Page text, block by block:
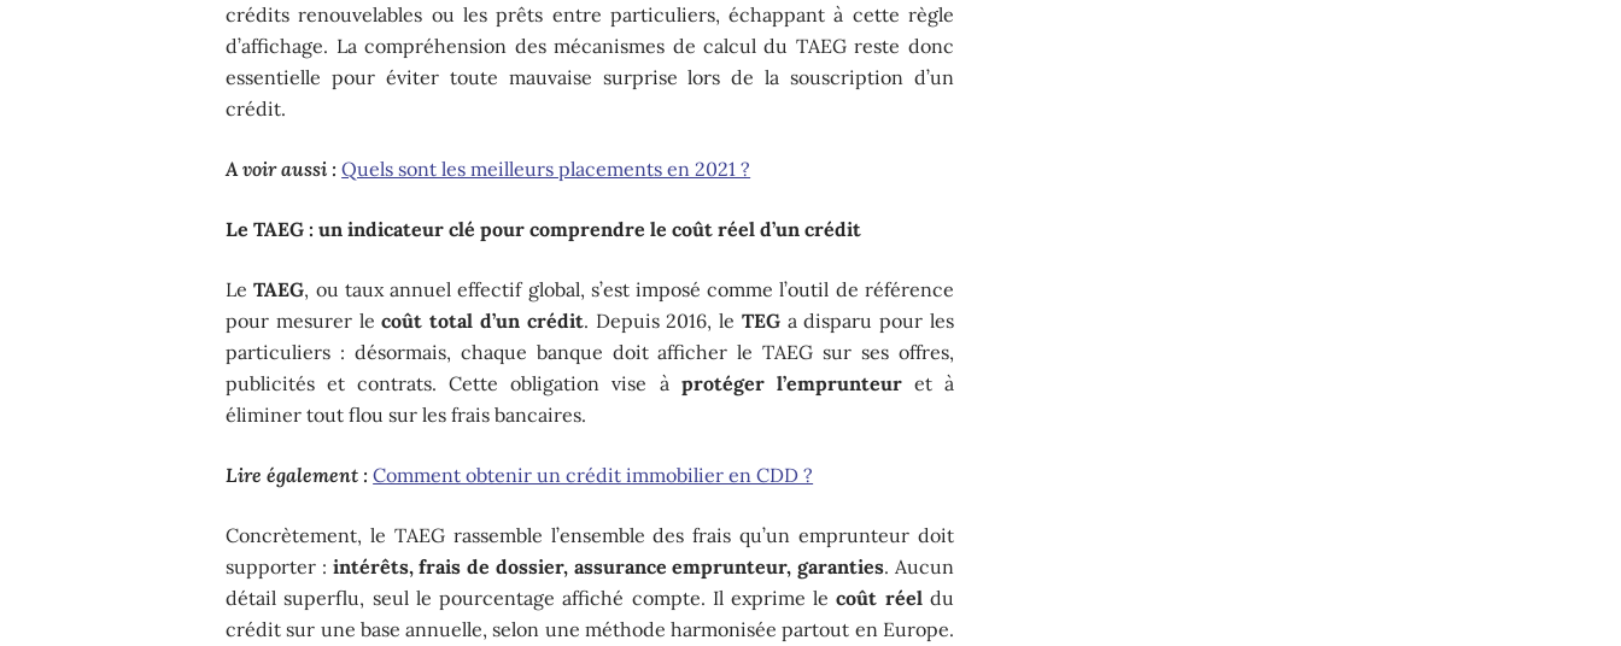
crédits renouvelables ou les prêts entre particuliers, échappant à cette règle
d’affichage. La compréhension des mécanismes de calcul du TAEG reste donc
essentielle pour éviter toute mauvaise surprise lors de la souscription d’un
crédit.
A voir aussi : Quels sont les meilleurs placements en 2021 ?
Le TAEG : un indicateur clé pour comprendre le coût réel d’un crédit
LeTAEG, ou taux annuel effectif global, s’est imposé comme l’outil de référence
pour mesurer lecoût total d’un crédit. Depuis 2016, le TEGa disparu pour les
particuliers : désormais, chaque banque doit afficher le TAEG sur ses offres,
publicités et contrats. Cette obligation vise à protéger l’emprunteuret à
éliminer tout flou sur les frais bancaires.
Lire également : Comment obtenir un crédit immobilier en CDD ?
Concrètement, le TAEG rassemble l’ensemble des frais qu’un emprunteur doit
supporter : intérêts, frais de dossier, assurance emprunteur, garanties. Aucun
détail superflu, seul le pourcentage affiché compte. Il exprime lecoût réeldu
crédit sur une base annuelle, selon une méthode harmonisée partout en Europe.